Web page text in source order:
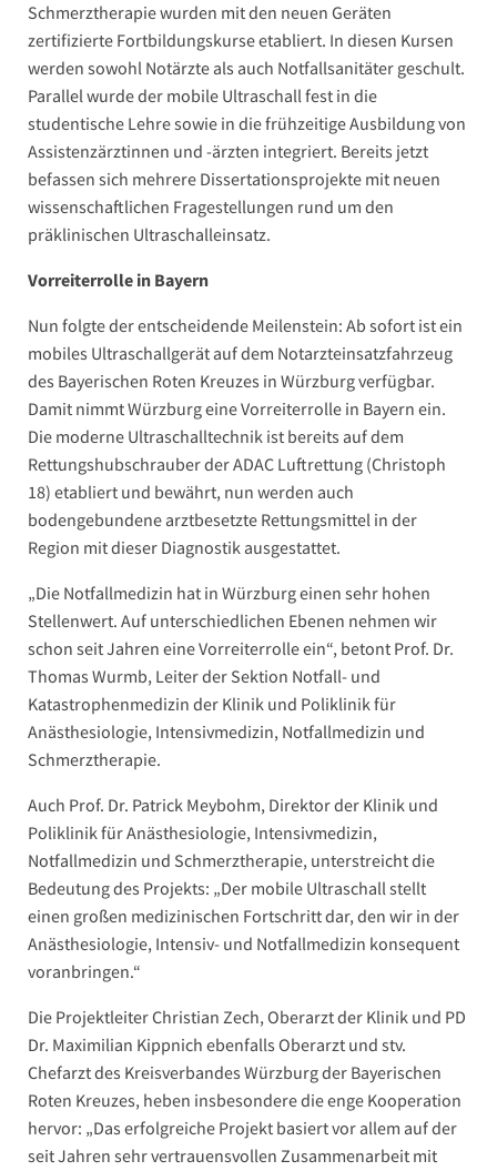
Schmerztherapie wurden mit den neuen Geräten
zertifizierte Fortbildungskurse etabliert. In diesen Kursen
werden sowohl Notärzte als auch Notfallsanitäter geschult.
Parallel wurde der mobile Ultraschall fest in die
studentische Lehre sowie in die frühzeitige Ausbildung von
Assistenzärztinnen und -ärzten integriert. Bereits jetzt
befassen sich mehrere Dissertationsprojekte mit neuen
wissenschaftlichen Fragestellungen rund um den
präklinischen Ultraschalleinsatz.
Vorreiterrolle in Bayern
Nun folgte der entscheidende Meilenstein: Ab sofort ist ein
mobiles Ultraschallgerät auf dem Notarzteinsatzfahrzeug
des Bayerischen Roten Kreuzes in Würzburg verfügbar.
Damit nimmt Würzburg eine Vorreiterrolle in Bayern ein.
Die moderne Ultraschalltechnik ist bereits auf dem
Rettungshubschrauber der ADAC Luftrettung (Christoph
18) etabliert und bewährt, nun werden auch
bodengebundene arztbesetzte Rettungsmittel in der
Region mit dieser Diagnostik ausgestattet.
„Die Notfallmedizin hat in Würzburg einen sehr hohen
Stellenwert. Auf unterschiedlichen Ebenen nehmen wir
schon seit Jahren eine Vorreiterrolle ein“, betont Prof. Dr.
Thomas Wurmb, Leiter der Sektion Notfall- und
Katastrophenmedizin der Klinik und Poliklinik für
Anästhesiologie, Intensivmedizin, Notfallmedizin und
Schmerztherapie.
Auch Prof. Dr. Patrick Meybohm, Direktor der Klinik und
Poliklinik für Anästhesiologie, Intensivmedizin,
Notfallmedizin und Schmerztherapie, unterstreicht die
Bedeutung des Projekts: „Der mobile Ultraschall stellt
einen großen medizinischen Fortschritt dar, den wir in der
Anästhesiologie, Intensiv- und Notfallmedizin konsequent
voranbringen.“
Die Projektleiter Christian Zech, Oberarzt der Klinik und PD
Dr. Maximilian Kippnich ebenfalls Oberarzt und stv.
Chefarzt des Kreisverbandes Würzburg der Bayerischen
Roten Kreuzes, heben insbesondere die enge Kooperation
hervor: „Das erfolgreiche Projekt basiert vor allem auf der
seit Jahren sehr vertrauensvollen Zusammenarbeit mit